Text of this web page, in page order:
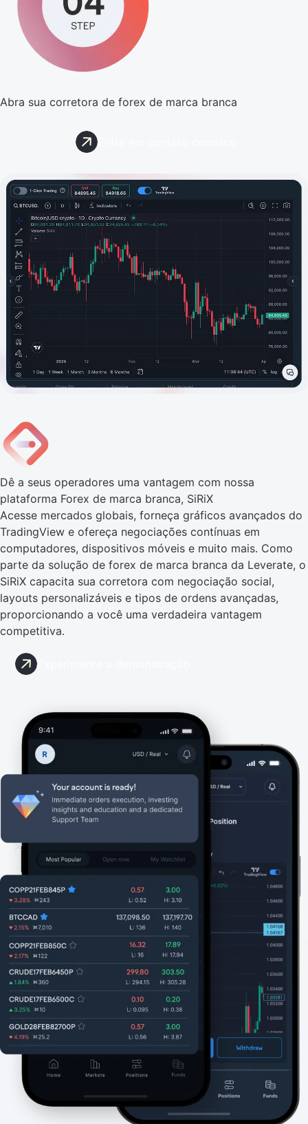
Abra sua corretora de forex de marca branca
Dê a seus operadores uma vantagem com nossa
plataforma Forex de marca branca, SiRiX
Acesse mercados globais, forneça gráficos avançados do
TradingView e ofereça negociações contínuas em
computadores, dispositivos móveis e muito mais. Como
parte da solução de forex de marca branca da Leverate, o
SiRiX capacita sua corretora com negociação social,
layouts personalizáveis e tipos de ordens avançadas,
proporcionando a você uma verdadeira vantagem
competitiva.